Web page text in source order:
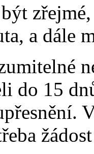
a dále
do 15